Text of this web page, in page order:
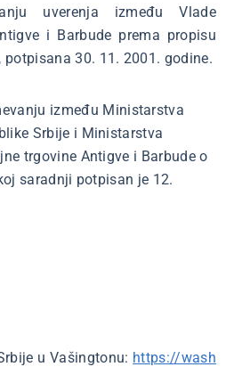
uverenja između Vlade
i Barbude prema propisu
potpisana 30. 11. 2001. godine.
između Ministarstva
Srbije i Ministarstva
trgovine Antigve i Barbude o
saradnji potpisan je 12.
u Vašingtonu: https://wash